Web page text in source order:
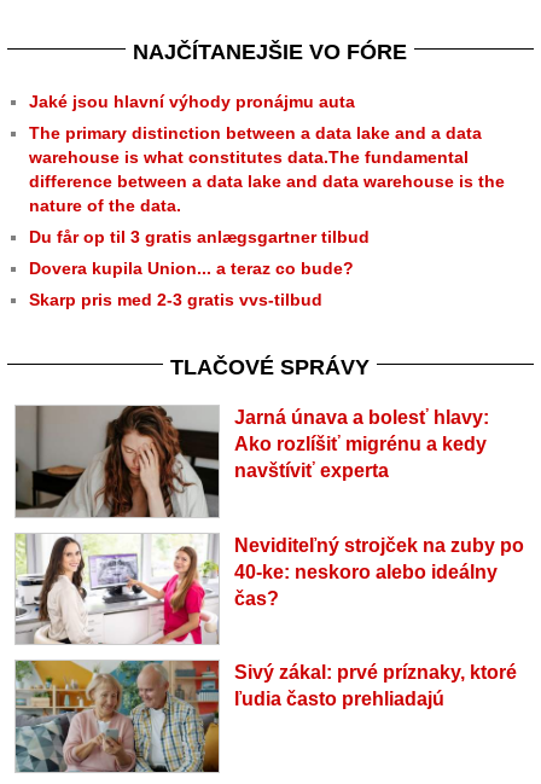
NAJČÍTANEJŠIE VO FÓRE
Jaké jsou hlavní výhody pronájmu auta
The primary distinction between a data lake and a data
warehouse is what constitutes data.The fundamental
difference between a data lake and data warehouse is the
nature of the data.
Du får op til 3 gratis anlægsgartner tilbud
Dovera kupila Union... a teraz co bude?
Skarp pris med 2-3 gratis vvs-tilbud
TLAČOVÉ SPRÁVY
Jarná únava a bolesť hlavy:
Ako rozlíšiť migrénu a kedy
navštíviť experta
Neviditeľný strojček na zuby po
40-ke: neskoro alebo ideálny
čas?
Sivý zákal: prvé príznaky, ktoré
ľudia často prehliadajú